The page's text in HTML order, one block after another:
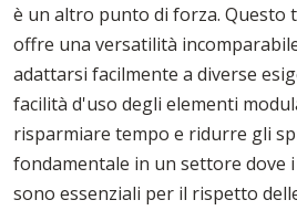
è un altro punto di forza. Questo
offre una versatilità
adattarsi facilmente a diverse
facilità d'uso degli elementi
risparmiare tempo e ridurre gli
fondamentale in un settore dove
sono essenziali per il rispetto